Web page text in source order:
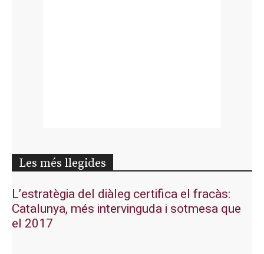
Les més llegides
L’estratègia del diàleg certifica el fracàs:
Catalunya, més intervinguda i sotmesa que
el 2017